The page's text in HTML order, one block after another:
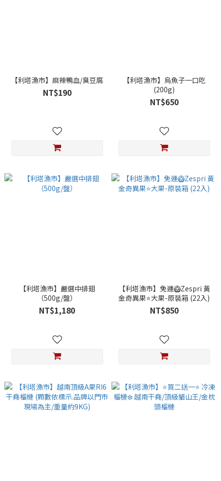
【利塔漁市】麻辣鴨血/臭豆腐
NT$190
【利塔漁市】烏魚子一口吃
(200g)
NT$650
【利塔漁市】嚴選中排翅
（500g/盤）
NT$1,180
【利塔漁市】免運🥝Zespri 黃
金奇異果⭐大果-原裝箱 (22入)
NT$850